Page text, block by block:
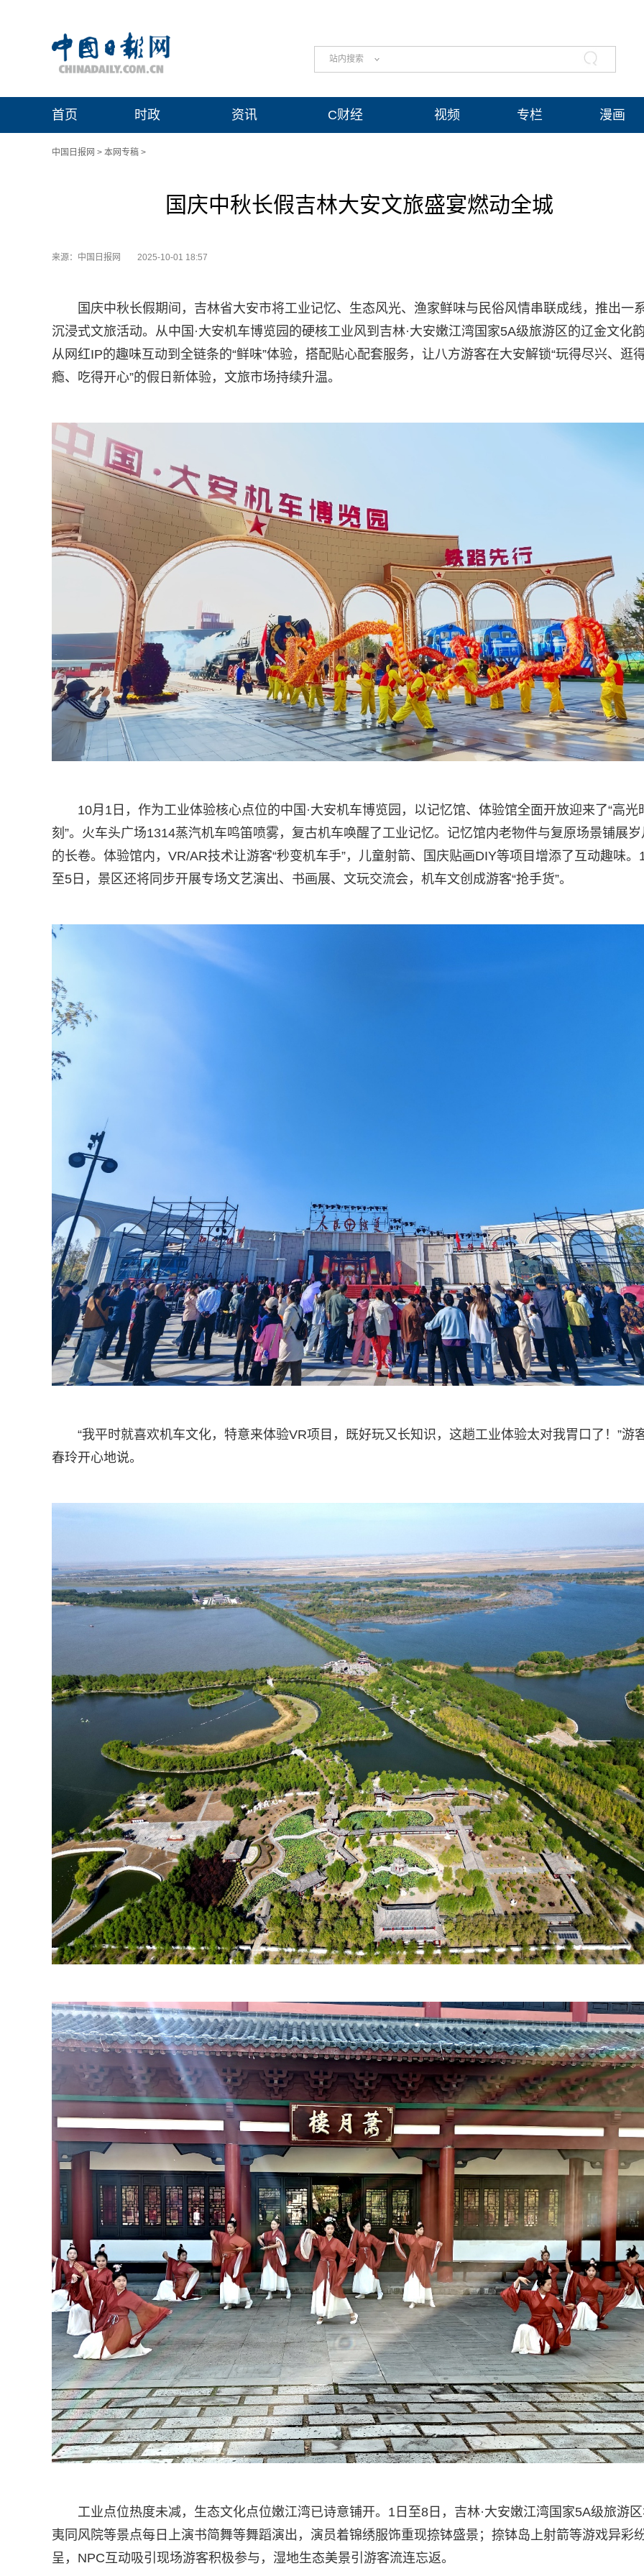
站内搜索
首页 时政 资讯 C财经 视频 专栏 漫画
中国日报网 > 本网专稿 >
国庆中秋长假吉林大安文旅盛宴燃动全城
来源：中国日报网 2025-10-01 18:57
国庆中秋长假期间，吉林省大安市将工业记忆、生态风光、渔家鲜味与民俗风情串联成线，推出一
沉浸式文旅活动。从中国·大安机车博览园的硬核工业风到吉林·大安嫩江湾国家5A级旅游区的辽金文化
从网红IP的趣味互动到全链条的“鲜味”体验，搭配贴心配套服务，让八方游客在大安解锁“玩得尽兴、逛
瘾、吃得开心”的假日新体验，文旅市场持续升温。
10月1日，作为工业体验核心点位的中国·大安机车博览园，以记忆馆、体验馆全面开放迎来了“高光
刻”。火车头广场1314蒸汽机车鸣笛喷雾，复古机车唤醒了工业记忆。记忆馆内老物件与复原场景铺展岁
的长卷。体验馆内，VR/AR技术让游客“秒变机车手”，儿童射箭、国庆贴画DIY等项目增添了互动趣味。
至5日，景区还将同步开展专场文艺演出、书画展、文玩交流会，机车文创成游客“抢手货”。
“我平时就喜欢机车文化，特意来体验VR项目，既好玩又长知识，这趟工业体验太对我胃口了！”游
春玲开心地说。
工业点位热度未减，生态文化点位嫩江湾已诗意铺开。1日至8日，吉林·大安嫩江湾国家5A级旅游
夷同风院等景点每日上演书简舞等舞蹈演出，演员着锦绣服饰重现捺钵盛景；捺钵岛上射箭等游戏异彩
呈，NPC互动吸引现场游客积极参与，湿地生态美景引游客流连忘返。